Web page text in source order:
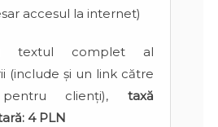
accesul la internet)
textul complet al
(include și un link către
clienți), taxă
4 PLN